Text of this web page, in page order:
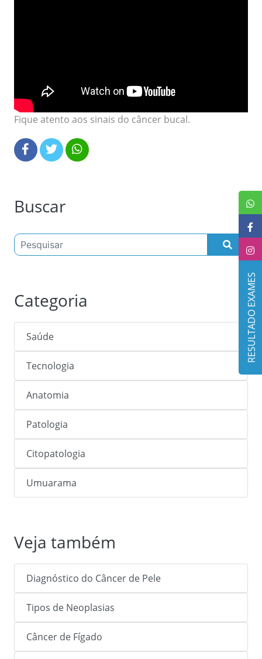
Fique atento aos sinais do câncer bucal.
Buscar
Categoria
Saúde
Tecnologia
Anatomia
Patologia
Citopatologia
Umuarama
Veja também
Diagnóstico do Câncer de Pele
Tipos de Neoplasias
Câncer de Fígado
RESULTADO EXAMES